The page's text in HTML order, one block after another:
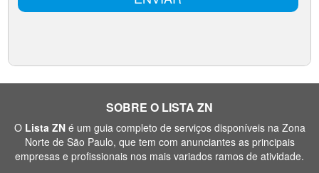
SOBRE O LISTA ZN
O Lista ZNé um guia completo de serviços disponíveis na Zona
Norte de São Paulo, que tem com anunciantes as principais
empresas e profissionais nos mais variados ramos de atividade.